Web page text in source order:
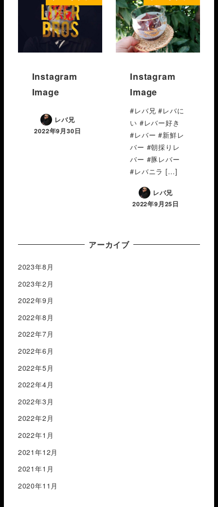
Instagram
Image
レバ兄
2022年9月30日
Instagram
Image
#レバ兄 #レバに
い #レバー好き
#レバー #新鮮レ
バー #朝採りレ
バー #豚レバー
#レバニラ […]
レバ兄
2022年9月25日
アーカイブ
2023年8月
2023年2月
2022年9月
2022年8月
2022年7月
2022年6月
2022年5月
2022年4月
2022年3月
2022年2月
2022年1月
2021年12月
2021年1月
2020年11月